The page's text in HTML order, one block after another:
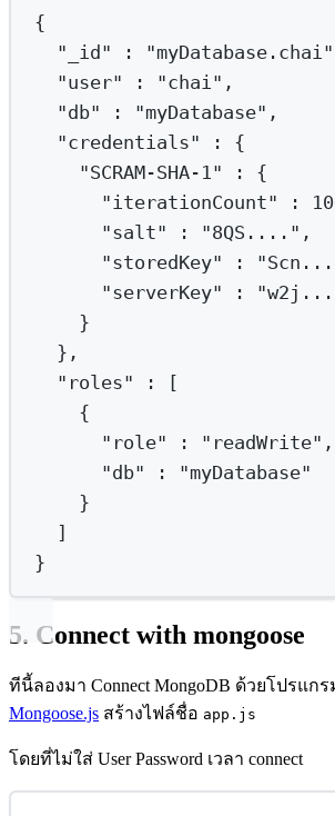
{
"_id"
:
"user"
:
"chai",
"db"
:
"myDatabase",
"credentials"
:
{
"SCRAM-SHA-1"
:
{
"iterationCount"
:
"salt"
:
"8QS....",
"storedKey"
:
"serverKey"
:
}
},
"roles"
:
[
{
"role"
:
"readWrite",
"db"
:
"myDatabase"
}
]
}
5. Connect with mongoose
ทีนี้ลองมา Connect MongoDB ด้วยโปรแก
Mongoose.js สร้างไฟล์ชื่อ app.js
โดยที่ไม่ใส่ User Password เวลา connect